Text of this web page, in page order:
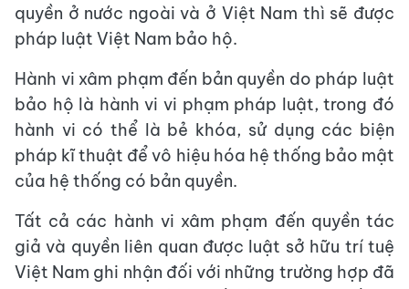
quyền ở nước ngoài và ở Việt Nam thì sẽ được
pháp luật Việt Nam bảo hộ.
Hành vi xâm phạm đến bản quyền do pháp luật
bảo hộ là hành vi vi phạm pháp luật, trong đó
hành vi có thể là bẻ khóa, sử dụng các biện
pháp kĩ thuật để vô hiệu hóa hệ thống bảo mật
của hệ thống có bản quyền.
Tất cả các hành vi xâm phạm đến quyền tác
giả và quyền liên quan được luật sở hữu trí tuệ
Việt Nam ghi nhận đối với những trường hợp đã